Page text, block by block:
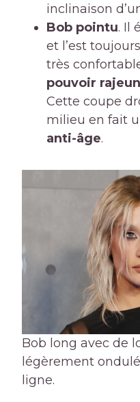
inclinaison
Bob pointu. Il
et l’est
très
pouvoir
Cette coupe
milieu en fait
anti-âge.
Bob long avec de
légèrement
ligne.